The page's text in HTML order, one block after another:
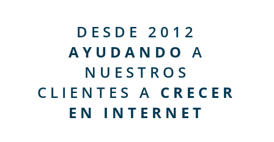
DESDE 2012
AYUDANDO A
NUESTROS
CLIENTES A CRECER
EN INTERNET